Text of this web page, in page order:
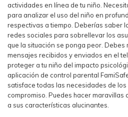
actividades en línea de tu niño.
para analizar el uso del niño en
respectivas a tiempo. Deberías saber
redes sociales para sobrellevar los
que la situación se ponga peor. Debes
mensajes recibidos y enviados en el
proteger a tu niño del impacto
aplicación de control parental
satisface todas las necesidades de
compromiso. Puedes hacer maravillas
a sus características alucinantes.